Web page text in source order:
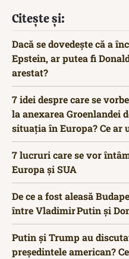
Citește și:
Dacă se dovedește că a
Epstein, ar putea fi
arestat?
7 idei despre care se
la anexarea Groenlandei
situația în Europa? Ce ar
7 lucruri care se vor
Europa și SUA
De ce a fost aleasă
între Vladimir Putin şi
Putin și Trump au
președintele american?